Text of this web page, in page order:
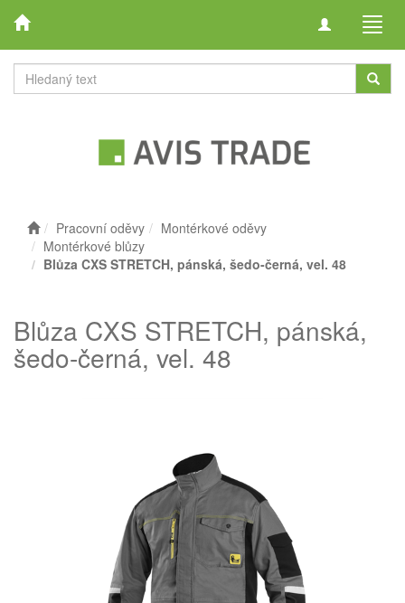
Toggle
Pracovní oděvy
Montérkové oděvy
Montérkové blůzy
Blůza CXS STRETCH, pánská, šedo-černá, vel. 48
Blůza CXS STRETCH, pánská,
šedo-černá, vel. 48